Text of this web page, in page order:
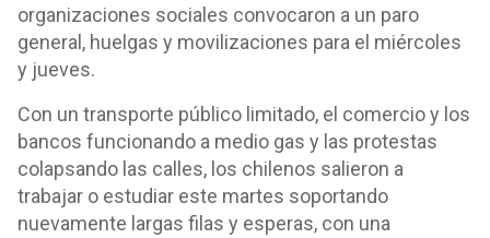
organizaciones sociales convocaron a un paro
general, huelgas y movilizaciones para el miércoles
y jueves.
Con un transporte público limitado, el comercio y los
bancos funcionando a medio gas y las protestas
colapsando las calles, los chilenos salieron a
trabajar o estudiar este martes soportando
nuevamente largas filas y esperas, con una